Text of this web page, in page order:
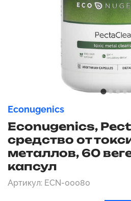
Econugenics
Econugenics,
средство от
металлов, 60
капсул
Артикул: ECN-00080